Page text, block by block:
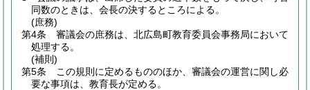
同数のときは、会長の決するところによる。
(庶務)
第4条
審議会の庶務は、北広島町教育委員会事務局において
処理する。
(補則)
第5条
この規則に定めるもののほか、審議会の運営に関し必
要な事項は、教育長が定める。